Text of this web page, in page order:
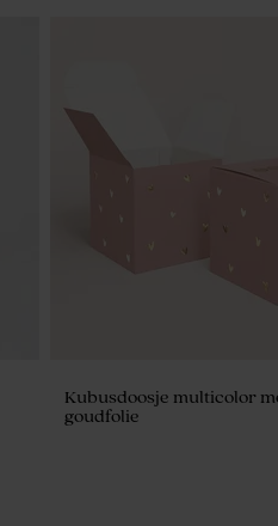
Gepersonaliseerd potlood
molentje
Kubusdoosje multicolor
goudfolie